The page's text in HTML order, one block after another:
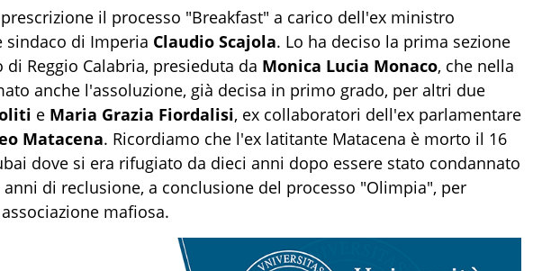
il processo "Breakfast" a carico dell'ex ministro
sindaco di Imperia Claudio Scajola. Lo ha deciso la prima sezione
Reggio Calabria, presieduta da Monica Lucia Monaco, che nella
anche l'assoluzione, già decisa in primo grado, per altri due
e Maria Grazia Fiordalisi, ex collaboratori dell'ex parlamentare
Matacena. Ricordiamo che l'ex latitante Matacena è morto il 16
dove si era rifugiato da dieci anni dopo essere stato condannato
di reclusione, a conclusione del processo "Olimpia", per
mafiosa.